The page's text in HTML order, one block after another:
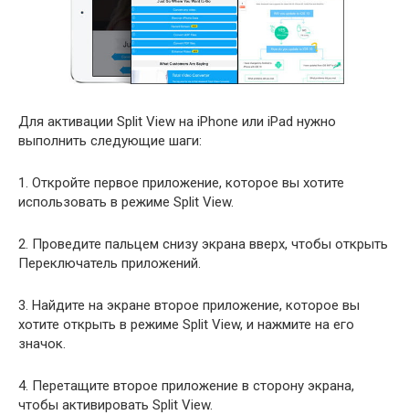
Для активации Split View на iPhone или iPad нужно
выполнить следующие шаги:
1. Откройте первое приложение, которое вы хотите
использовать в режиме Split View.
2. Проведите пальцем снизу экрана вверх, чтобы открыть
Переключатель приложений.
3. Найдите на экране второе приложение, которое вы
хотите открыть в режиме Split View, и нажмите на его
значок.
4. Перетащите второе приложение в сторону экрана,
чтобы активировать Split View.